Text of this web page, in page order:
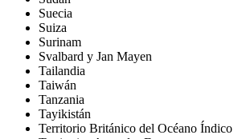
Suecia
Suiza
Surinam
Svalbard y Jan Mayen
Tailandia
Taiwán
Tanzania
Tayikistán
Territorio Británico del Océano Índico